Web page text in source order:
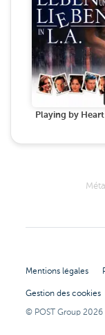
Playing by Heart
Mentions légales
Gestion des cookies
© POST Group2026